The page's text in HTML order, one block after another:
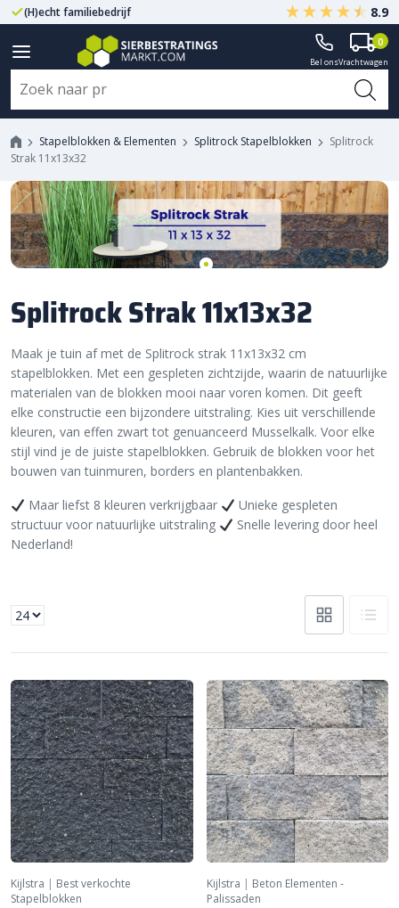
(H)echt familiebedrijf Gegarandeerd A-kwaliteit
8.9
Bel onsVrachtwagen
0
Stapelblokken & Elementen Splitrock Stapelblokken
Splitrock
Strak 11x13x32
Splitrock Strak 11x13x32
Maak je tuin af met de Splitrock strak 11x13x32 cm
stapelblokken. Met een gespleten zichtzijde, waarin de natuurlijke
materialen van de blokken mooi naar voren komen. Dit geeft
elke constructie een bijzondere uitstraling. Kies uit verschillende
kleuren, van effen zwart tot genuanceerd Musselkalk. Voor elke
stijl vind je de juiste stapelblokken. Gebruik de blokken voor het
bouwen van tuinmuren, borders en plantenbakken.
Maar liefst 8 kleuren verkrijgbaar
Unieke gespleten
structuur voor natuurlijke uitstraling
Snelle levering door heel
Nederland!
Kijlstra | Best verkochte
Stapelblokken
Kijlstra | Beton Elementen -
Palissaden